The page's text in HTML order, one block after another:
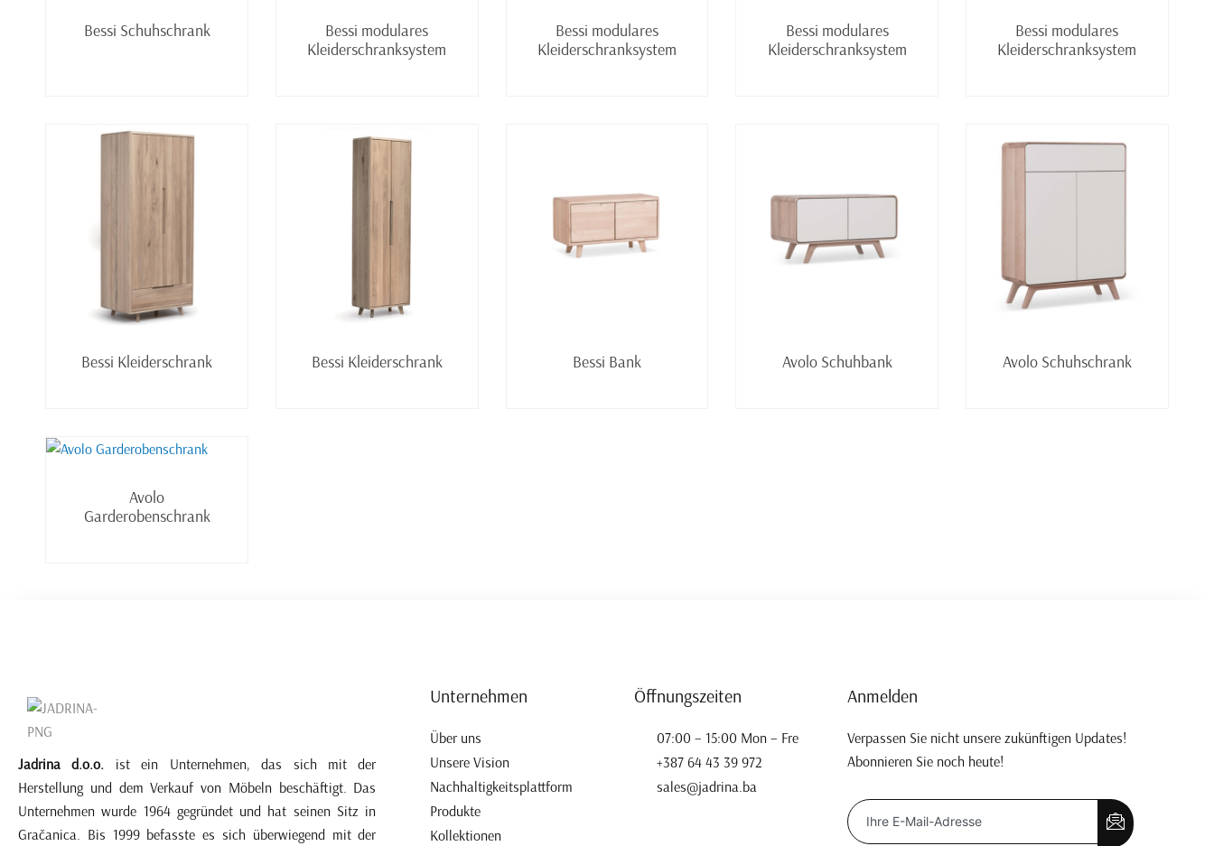
Bessi Schuhschrank
Bessi modulares
Kleiderschranksystem
Bessi modulares
Kleiderschranksystem
Bessi modulares
Kleiderschranksystem
Bessi modulares
Kleiderschranksystem
Bessi Kleiderschrank Bessi Kleiderschrank Bessi Bank Avolo Schuhbank Avolo Schuhschrank
Avolo
Garderobenschrank
Jadrina d.o.o. ist ein Unternehmen, das sich mit der
Herstellung und dem Verkauf von Möbeln beschäftigt. Das
Unternehmen wurde 1964 gegründet und hat seinen Sitz in
Gračanica. Bis 1999 befasste es sich überwiegend mit der
Unternehmen Öffnungszeiten
Über uns
Unsere Vision
Nachhaltigkeitsplattform
Produkte
Kollektionen
07:00 – 15:00 Mon – Fre
+387 64 43 39 972
sales@jadrina.ba
Anmelden
Verpassen Sie nicht unsere zukünftigen Updates!
Abonnieren Sie noch heute!